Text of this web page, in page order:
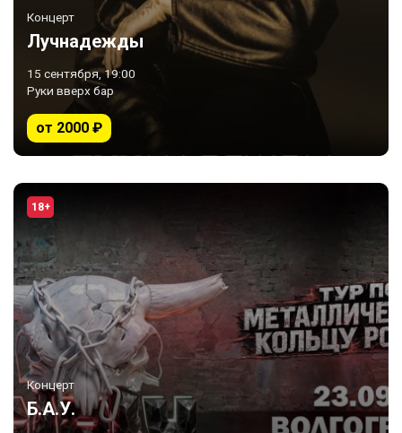
Концерт
Лучнадежды
15 сентября, 19:00
Руки вверх бар
от 2000 ₽
18+
Концерт
Б.А.У.